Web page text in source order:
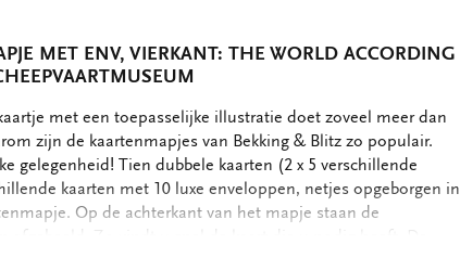
MET ENV, VIERKANT: THE WORLD ACCORDING
met een toepasselijke illustratie doet zoveel meer dan
zijn de kaartenmapjes van Bekking & Blitz zo populair.
gelegenheid! Tien dubbele kaarten (2 x 5 verschillende
kaarten met 10 luxe enveloppen, netjes opgeborgen in
Op de achterkant van het mapje staan de
afgebeeld. Zo vindt u snel de kaart die u nodig heeft. De